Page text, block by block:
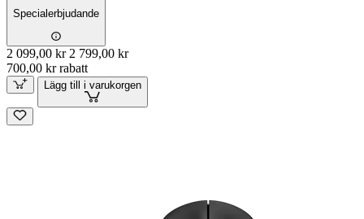
Specialerbjudande
2 099,00 kr 2 799,00 kr
700,00 kr rabatt
Lägg till i varukorgen